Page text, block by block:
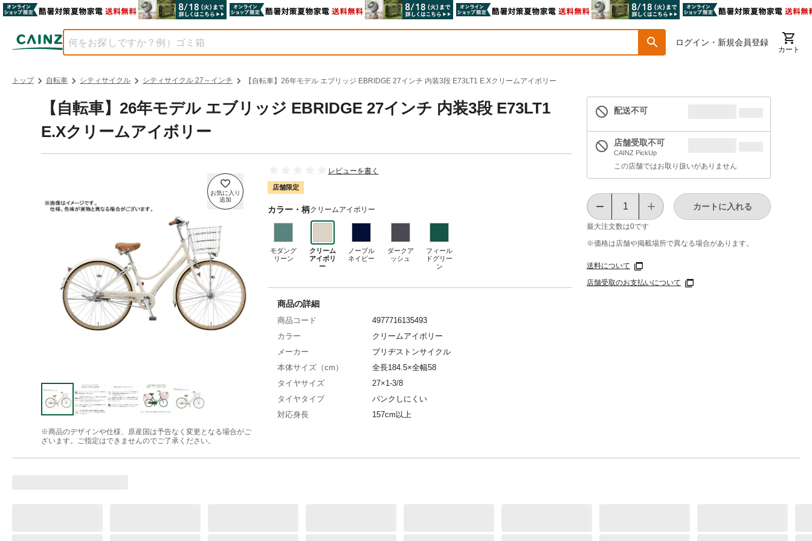
ログイン・新規会員登録
カート
トップ 自転車 シティサイクル シティサイクル 27～インチ 【自転車】26年モデル エブリッジ EBRIDGE 27インチ 内装3段 E73LT1 E.Xクリームアイボリー
【自転車】26年モデル エブリッジ EBRIDGE 27インチ 内装3段 E73LT1
E.Xクリームアイボリー
※商品のデザインや仕様、原産国は予告なく変更となる場合がご
ざいます。ご指定はできませんのでご了承ください。
レビューを書く
店舗限定
カラー・柄クリームアイボリー
モダング
リーン
クリーム
アイボリ
ー
ノーブル
ネイビー
ダークア
ッシュ
フィール
ドグリー
ン
配送不可
店舗受取不可
CAINZ PickUp
この店舗ではお取り扱いがありません
最大注文数は0です
カートに入れる
※価格は​店舗や​掲載場所で​異なる​場合が​あります。
送料について
店舗受取のお支払いについて
商品の詳細
商品コード
4977716135493
カラー
クリームアイボリー
メーカー
ブリヂストンサイクル
本体サイズ（cm）
全長184.5×全幅58
タイヤサイズ
27×1-3/8
タイヤタイプ
パンクしにくい
対応身長
157cm以上